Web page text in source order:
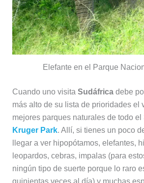
Elefante en el Parque
Cuando uno visita Sudáfricadebe
más alto de su lista de prioridades el
mejores parques naturales de todo el
Kruger Park. Allí, si tienes un poco
llegar a ver hipopótamos, elefantes,
leopardos, cebras, impalas (para
ningún tipo de suerte porque lo raro
quinientas veces al día) y muchas